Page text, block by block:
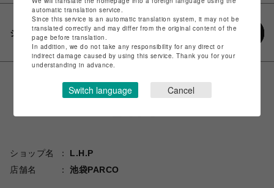
シェアする
ショップ名
L.H.P
店舗名
池袋PARCO
automatic translation service.
Since this service is an automatic translation system, it may not be
translated correctly and may differ from the original content of the
page before translation.
In addition, we do not take any responsibility for any direct or
indirect damage caused by using this service. Thank you for your
understanding in advance.
Switch language Cancel